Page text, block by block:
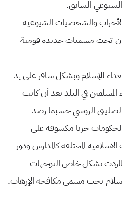
السابق.
والشخصيات الشيوعية
تحت مسميات جديدة قومية
للإسلام وبشكل سافر على يد
المسلمين في البلد بعد أن كانت
الصليبي الروسي حسبما رصد
حربا مكشوفة على
المختلفة كالمدارس ودور
بشكل خاص التوجهات
تحت مسمى مكافحة الإرهاب.